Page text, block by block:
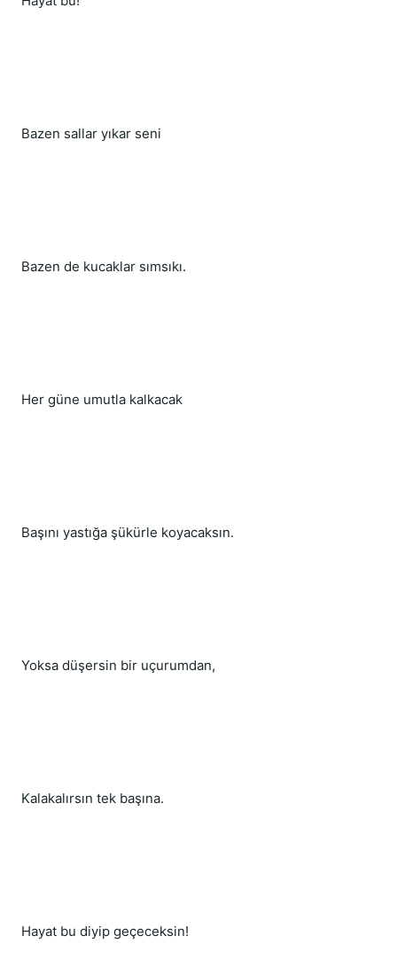
Bazen sallar yıkar seni
Bazen de kucaklar sımsıkı.
Her güne umutla kalkacak
Başını yastığa şükürle koyacaksın.
Yoksa düşersin bir uçurumdan,
Kalakalırsın tek başına.
Hayat bu diyip geçeceksin!